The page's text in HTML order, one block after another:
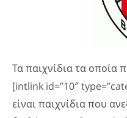
Τα παιχνίδια τα οποία
[intlink id=”10″
είναι παιχνίδια που